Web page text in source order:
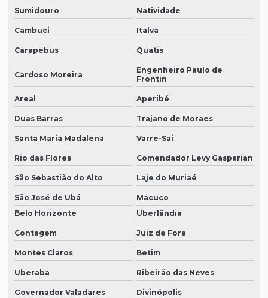
Sumidouro Natividade
Cambuci Italva
Carapebus Quatis
Cardoso Moreira
Engenheiro Paulo de
Frontin
Areal Aperibé
Duas Barras Trajano de Moraes
Santa Maria Madalena Varre-Sai
Rio das Flores Comendador Levy Gasparian
São Sebastião do Alto Laje do Muriaé
São José de Ubá
Macuco
Belo Horizonte
Uberlândia
Contagem Juiz de Fora
Montes Claros Betim
Uberaba Ribeirão das Neves
Governador Valadares Divinópolis